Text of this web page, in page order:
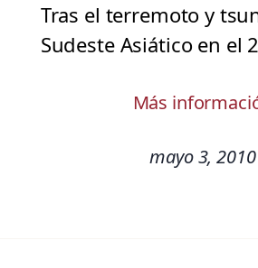
Tras el terremoto y
Sudeste Asiático en el
Más
mayo 3, 2010